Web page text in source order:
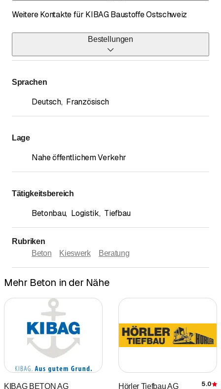
Weitere Kontakte für KIBAG Baustoffe Ostschweiz
Bestellungen
058 387 27 27
Sprachen
Deutsch, Französisch
Lage
Nahe öffentlichem Verkehr
Tätigkeitsbereich
Betonbau, Logistik, Tiefbau
Rubriken
Beton
Kieswerk Beratung
Mehr Beton in der Nähe
KIBAG BETON AG Hörler Tiefbau AG 5.0